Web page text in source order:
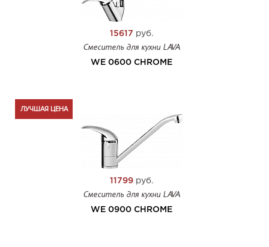
15617 руб.
Смеситель для кухни LAVA
WE 0600 CHROME
11799 руб.
Смеситель для кухни LAVA
WE 0900 CHROME
ЛУЧШАЯ ЦЕНА